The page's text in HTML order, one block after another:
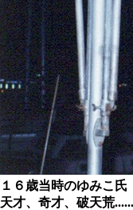
１６歳当時のゆみこ氏
天才、奇才、破天荒